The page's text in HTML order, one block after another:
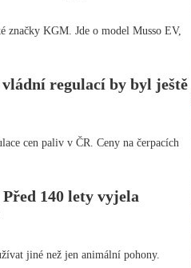
značky KGM. Jde o model Musso EV,
regulací by byl ještě
cen paliv v ČR. Ceny na čerpacích
140 lety vyjela
jiné než jen animální pohony.